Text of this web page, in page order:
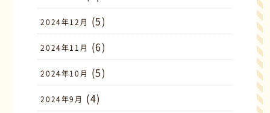
2024年12月 (5)
2024年11月 (6)
2024年10月 (5)
2024年9月 (4)